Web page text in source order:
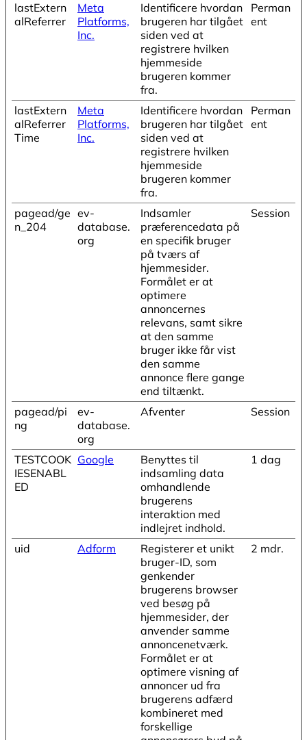
lastExtern
alReferrer
Meta
Platforms,
Inc.
Identificere hvordan
brugeren har tilgået
siden ved at
registrere hvilken
hjemmeside
brugeren kommer
fra.
Perman
ent
lastExtern
alReferrer
Time
Meta
Platforms,
Inc.
Identificere hvordan
brugeren har tilgået
siden ved at
registrere hvilken
hjemmeside
brugeren kommer
fra.
Perman
ent
pagead/ge
n_204
ev-
database.
org
Indsamler
præferencedata på
en specifik bruger
på tværs af
hjemmesider.
Formålet er at
optimere
annoncernes
relevans, samt sikre
at den samme
bruger ikke får vist
den samme
annonce flere gange
end tiltænkt.
Session
pagead/pi
ng
ev-
database.
org
Afventer Session
TESTCOOK
IESENABL
ED
Google
Benyttes til
indsamling data
omhandlende
brugerens
interaktion med
indlejret indhold.
1 dag
uid Adform
Registerer et unikt
bruger-ID, som
genkender
brugerens browser
ved besøg på
hjemmesider, der
anvender samme
annoncenetværk.
Formålet er at
optimere visning af
annoncer ud fra
brugerens adfærd
kombineret med
forskellige
2 mdr.